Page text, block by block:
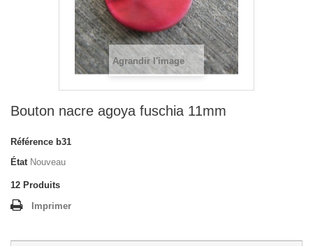
Agrandir l'image
Bouton nacre agoya fuschia 11mm
Référence b31
État Nouveau
12 Produits
Imprimer